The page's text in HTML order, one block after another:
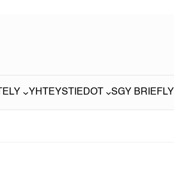
YHTEYSTIEDOT SGY BRIEFLY